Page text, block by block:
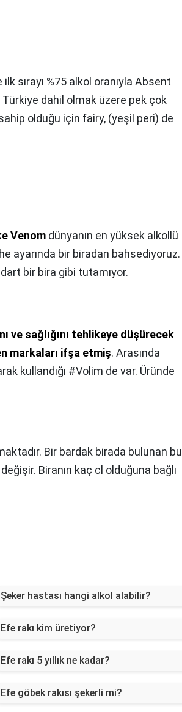
sırayı %75 alkol oranıyla Absent
Türkiye dahil olmak üzere pek çok
olduğu için fairy, (yeşil peri) de
Venom dünyanın en yüksek alkollü
ayarında bir biradan bahsediyoruz.
bir bira gibi tutamıyor.
ve sağlığını tehlikeye düşürecek
markaları ifşa etmiş. Arasında
kullandığı #Volim de var. Üründe
Bir bardak birada bulunan bu
Biranın kaç cl olduğuna bağlı
Şeker hastası hangi alkol alabilir?
Efe rakı kim üretiyor?
Efe rakı 5 yıllık ne kadar?
Efe göbek rakısı şekerli mi?